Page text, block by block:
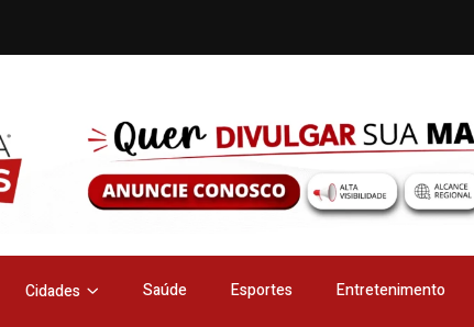
Cidades Saúde Esportes Entretenimento